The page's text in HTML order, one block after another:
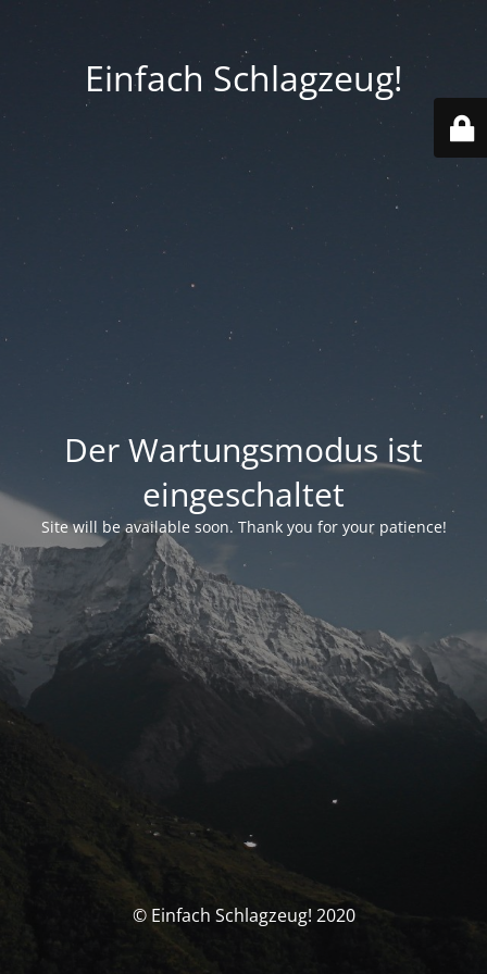
Einfach Schlagzeug!
Der Wartungsmodus ist
eingeschaltet
Site will be available soon. Thank you for your patience!
© Einfach Schlagzeug! 2020